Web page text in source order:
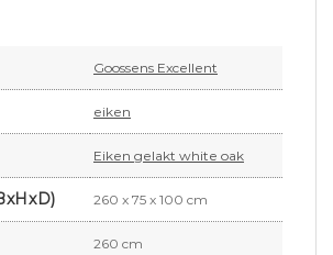
Goossens Excellent
eiken
Eiken gelakt white oak
260 x 75 x 100 cm
260 cm